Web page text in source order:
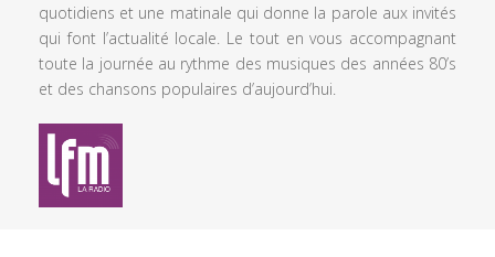
quotidiens et une matinale qui donne la parole aux invités
qui font l’actualité locale. Le tout en vous accompagnant
toute la journée au rythme des musiques des années 80’s
et des chansons populaires d’aujourd’hui.